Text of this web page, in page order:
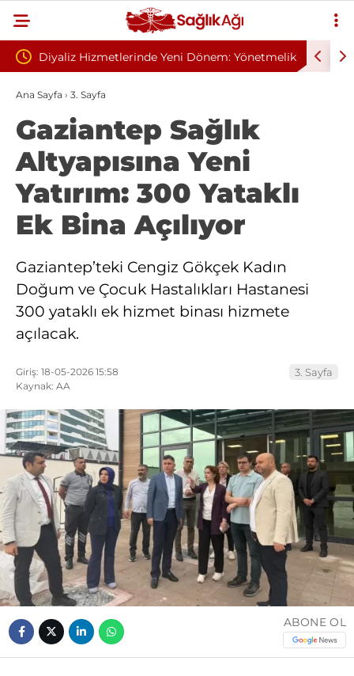
Dönem: Yönetmelik Sivilce Sandı, Cilt Kanseri Çıktı:
Ana Sayfa › 3. Sayfa
Gaziantep Sağlık
Altyapısına Yeni
Yatırım: 300 Yataklı
Ek Bina Açılıyor
Gaziantep’teki Cengiz Gökçek Kadın
Doğum ve Çocuk Hastalıkları Hastanesi
300 yataklı ek hizmet binası hizmete
açılacak.
Giriş: 18-05-2026 15:58
Kaynak: AA
3. Sayfa
ABONE OL